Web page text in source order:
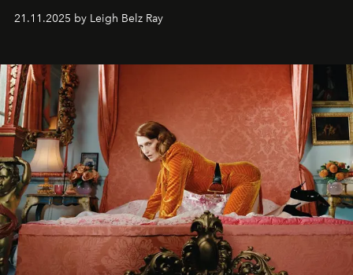
personnage qui dit : 'C'est mon désir, mon ambition, ma
21.11.2025 by Leigh Belz Ray